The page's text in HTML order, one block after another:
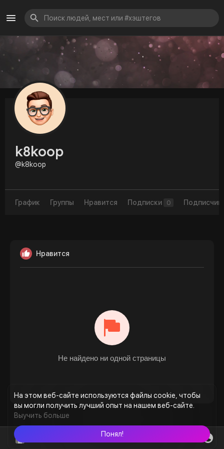
На этом веб-сайте используются файлы cookie, чтобы
вы могли получить лучший опыт на нашем веб-сайте.
Выучить больше
Понял!
k8koop
@k8koop
График Группы Нравится Подписки 0
Нравится
Не найдено ни одной страницы